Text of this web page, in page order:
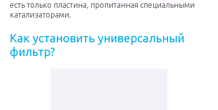
есть только пластина, пропитанная специальными
катализаторами.
Как установить универсальный
фильтр?